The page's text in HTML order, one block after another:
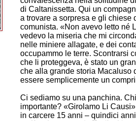
di Caltanissetta. Qui un
a trovare a sorpresa e gli chiese
comunista. «Non avevo letto né
vedevo la miseria che mi
nelle miniere allagate, e dei
occupammo le terre. Scontrarsi
che li proteggeva, è stato un
che alla grande storia Macaluso
essere semplicemente un
Ci sediamo su una panchina.
importante? «Girolamo Li
in carcere 15 anni – quindici